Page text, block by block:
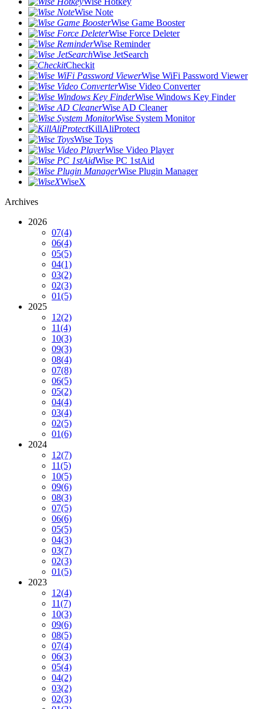
Wise Note
Wise Game Booster
Wise Force Deleter
Wise Reminder
Wise JetSearch
Checkit
Wise WiFi Password Viewer
Wise Video Converter
Wise Windows Key Finder
Wise AD Cleaner
Wise System Monitor
KillAliProtect
Wise Toys
Wise Video Player
Wise PC 1stAid
Wise Plugin Manager
WiseX
Archives
2026
07(4)
06(4)
05(5)
04(1)
03(2)
02(3)
01(5)
2025
12(2)
11(4)
10(3)
09(3)
08(4)
07(8)
06(5)
05(2)
04(4)
03(4)
02(5)
01(6)
2024
12(7)
11(5)
10(5)
09(6)
08(3)
07(5)
06(6)
05(5)
04(3)
03(7)
02(3)
01(5)
2023
12(4)
11(7)
10(3)
09(6)
08(5)
07(4)
06(3)
05(4)
04(2)
03(2)
02(3)